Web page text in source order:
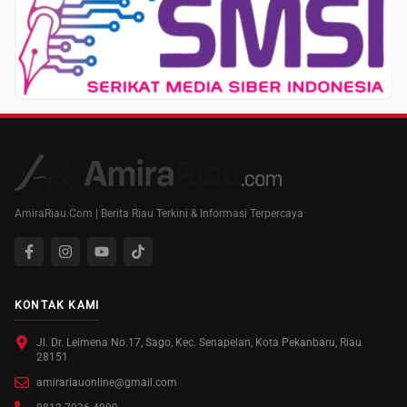
AmiraRiau.Com | Berita Riau Terkini & Informasi Terpercaya
KONTAK KAMI
Jl. Dr. Leimena No.17, Sago, Kec. Senapelan, Kota Pekanbaru, Riau
28151
amirariauonline@gmail.com